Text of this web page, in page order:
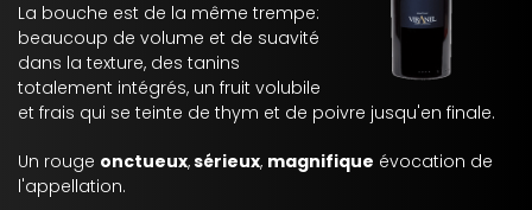
La bouche est de la même trempe:
beaucoup de volume et de suavité
dans la texture, des tanins
totalement intégrés, un fruit volubile
et frais qui se teinte de thym et de poivre jusqu'en finale.
Un rouge onctueux,sérieux, magnifique évocation de
l'appellation.